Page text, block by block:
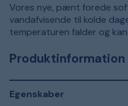
Vores nye, pænt forede
vandafvisende til kolde
temperaturen falder og
Produktinformation
Egenskaber